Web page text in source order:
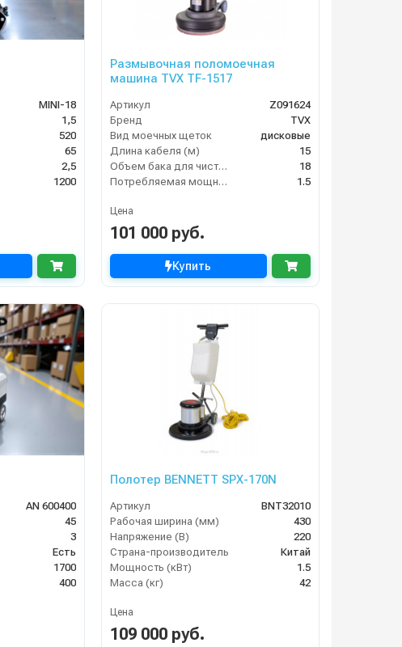
MINI-18
1,5
520
65
2,5
1200
Размывочная поломоечная
машина TVX TF-1517
Артикул
Z091624
Бренд
TVX
Вид моечных щеток
дисковые
Длина кабеля (м)
15
Объем бака для чистой воды, л
18
Потребляемая мощность (кВт)
1.5
Цена
101 000 руб.
Купить
AN 600400
45
3
Есть
1700
400
Полотер BENNETT SPX-170N
Артикул
BNT32010
Рабочая ширина (мм)
430
Напряжение (В)
220
Страна-производитель
Китай
Мощность (кВт)
1.5
Масса (кг)
42
Цена
109 000 руб.